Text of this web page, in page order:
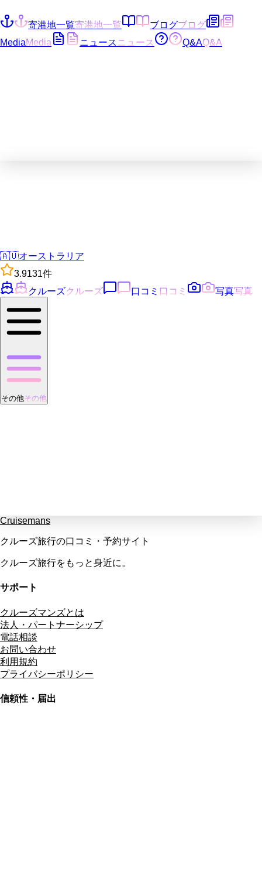
寄港地一覧寄港地一覧 ブログブログ
MediaMedia ニュース ニュース Q&AQ&A
🇦🇺オーストラリア
3.9131件
クルーズクルーズ 口コミ 口コミ 写真写真
その他その他
Cruisemans
クルーズ旅行の口コミ・予約サイト
クルーズ旅行をもっと身近に。
サポート
クルーズマンズとは
法人・パートナーシップ
電話相談
お問い合わせ
利用規約
プライバシーポリシー
信頼性・届出